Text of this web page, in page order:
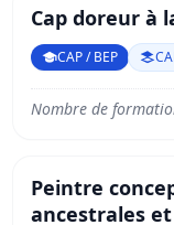
Cap doreur à
CAP / BEP
Nombre de
Peintre
ancestrales